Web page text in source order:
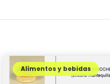
Alimentos y bebidas